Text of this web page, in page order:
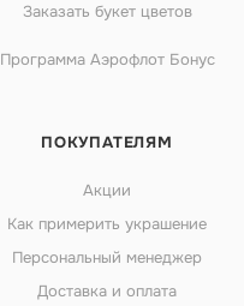
Заказать букет цветов
Программа Аэрофлот Бонус
ПОКУПАТЕЛЯМ
Акции
Как примерить украшение
Персональный менеджер
Доставка и оплата